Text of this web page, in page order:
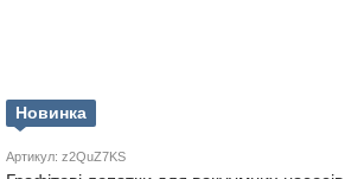
Новинка
Артикул: z2QuZ7KS